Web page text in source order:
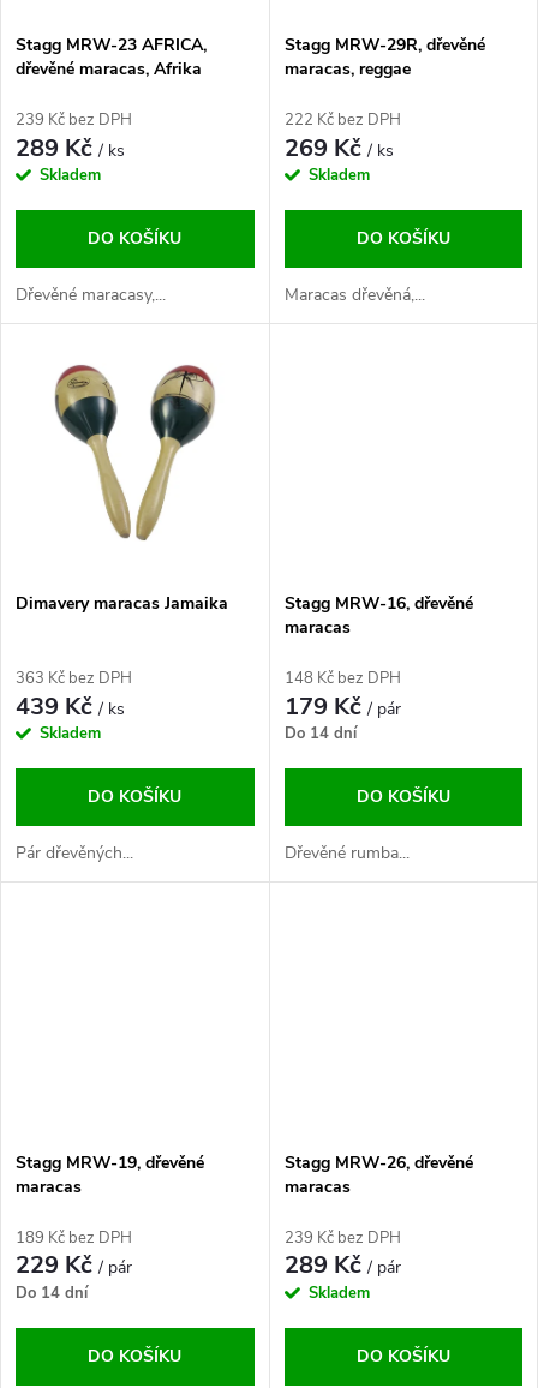
p
r
o
u
s
p
r
o
d
u
Stagg MRW-23 AFRICA,
dřevěné maracas, Afrika
239 Kč bez DPH
289 Kč/ ks
Skladem
DO KOŠÍKU
Dřevěné maracasy,...
Stagg MRW-29R, dřevěné
maracas, reggae
222 Kč bez DPH
269 Kč/ ks
Skladem
DO KOŠÍKU
Maracas dřevěná,...
Dimavery maracas Jamaika
363 Kč bez DPH
439 Kč/ ks
Skladem
DO KOŠÍKU
Pár dřevěných...
Stagg MRW-16, dřevěné
maracas
148 Kč bez DPH
179 Kč/ pár
Do 14 dní
DO KOŠÍKU
Dřevěné rumba...
Stagg MRW-19, dřevěné
maracas
189 Kč bez DPH
229 Kč/ pár
Do 14 dní
DO KOŠÍKU
Stagg MRW-26, dřevěné
maracas
239 Kč bez DPH
289 Kč/ pár
Skladem
DO KOŠÍKU